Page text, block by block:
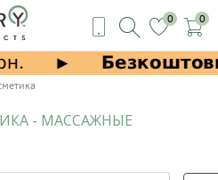
0 0
- МАССАЖНЫЕ